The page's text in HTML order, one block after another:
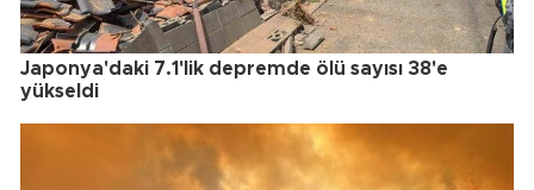
Japonya'daki 7.1'lik depremde ölü sayısı 38'e
yükseldi